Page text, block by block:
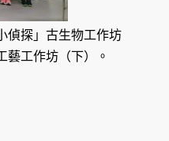
偵探」古生物工作坊
藝工作坊（下）。